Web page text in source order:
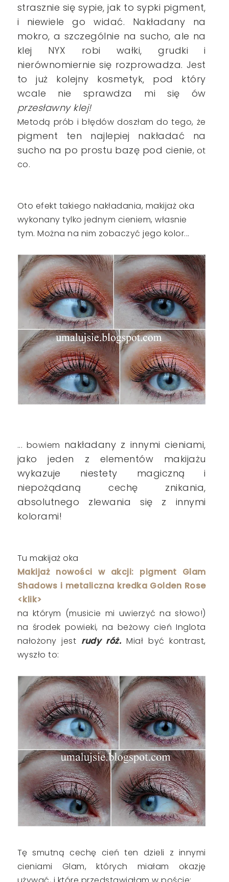
strasznie się sypie, jak to sypki pigment,
i niewiele go widać. Nakładany na
mokro, a szczególnie na sucho, ale na
klej NYX robi wałki, grudki i
nierównomiernie się rozprowadza. Jest
to już kolejny kosmetyk, pod który
wcale nie sprawdza mi się ów
przesławny klej!
Metodą prób i błędów doszłam do tego, że
pigment ten najlepiej nakładać na
sucho na po prostu bazę pod cienie, ot
co.
Oto efekt takiego nakładania, makijaż oka
wykonany tylko jednym cieniem, własnie
tym. Można na nim zobaczyć jego kolor...
... bowiem nakładany z innymi cieniami,
jako jeden z elementów makijażu
wykazuje niestety magiczną i
niepożądaną cechę znikania,
absolutnego zlewania się z innymi
kolorami!
Tu makijaż oka
Makijaż nowości w akcji: pigment Glam
Shadows i metaliczna kredka Golden Rose
<klik>
na którym (musicie mi uwierzyć na słowo!)
na środek powieki, na beżowy cień Inglota
nałożony jest rudy róż. Miał być kontrast,
wyszło to:
Tę smutną cechę cień ten dzieli z innymi
cieniami Glam, których miałam okazję